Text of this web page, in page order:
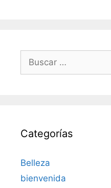
Buscar:
Categorías
Belleza
bienvenida